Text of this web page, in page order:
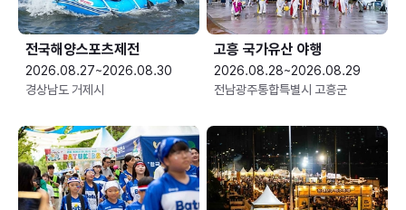
전국해양스포츠제전
2026.08.27~2026.08.30
경상남도 거제시
고흥 국가유산 야행
2026.08.28~2026.08.29
전남광주통합특별시 고흥군